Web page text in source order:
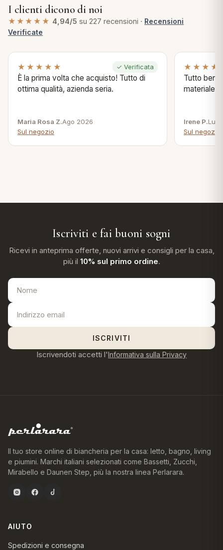
I clienti dicono di noi
★★★★★ 4,94/5 su 227 recensioni · Recensioni
Verificate
★★★★★ ✓ Verificata
È la prima volta che acquisto! Tutto di
ottima qualità, azienda seria.
Maria Rosa Z.Ago 2026
Sul negozio
Tutto bene
materiale .
Irene P.Lug
Sul negozio
Iscriviti e fai buoni sogni
Ricevi in anteprima offerte, nuovi arrivi e consigli per la casa,
più il 10% sul primo ordine.
ISCRIVITI
Iscrivendoti accetti l'Informativa sulla Privacy
Il tuo store online di biancheria per la casa: letto, bagno, living
e piumini. Marchi italiani selezionati come Bassetti, Zucchi,
Mirabello e Daunen Step, più la nostra linea Perlarara.
AIUTO
Spedizioni e consegna